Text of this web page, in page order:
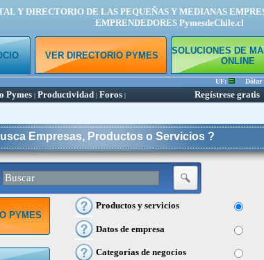
Y DIRECTORIO DE LAS PEQUEÑAS Y MEDIANAS
EMPRENDEDORES PymesdeChile.cl
VER DIRECTORIO PYMES
SOLUCIONES DE
ONLINE
UF: Dólar
Pymes | Productividad | Foros | Regístrese gratis
Empresas, Productos o Servicios ?
PYMES
Productos y servicios
Datos de empresa
Categorías de negocios